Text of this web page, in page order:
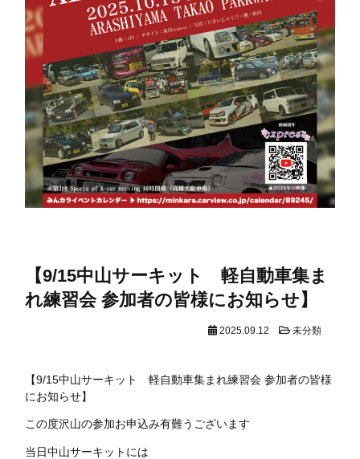
【9/15中山サーキット 軽自動車集ま
れ練習会 参加者の皆様にお知らせ】
2025.09.12 未分類
【9/15中山サーキット 軽自動車集まれ練習会 参加者の皆様
にお知らせ】
この度沢山の参加お申込み有難うございます
当日中山サーキットには